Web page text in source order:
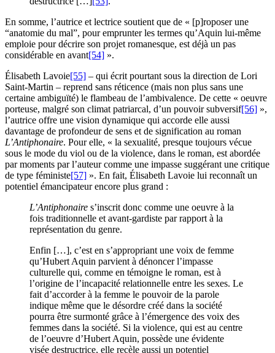
En somme, l’autrice et lectrice soutient que de « [p]roposer une
“anatomie du mal”, pour emprunter les termes qu’Aquin lui-même
emploie pour décrire son projet romanesque, est déjà un pas
considérable en avant[54] ».
Élisabeth Lavoie[55] – qui écrit pourtant sous la direction de Lori
Saint-Martin – reprend sans réticence (mais non plus sans une
certaine ambiguïté) le flambeau de l’ambivalence. De cette « oeuvre
porteuse, malgré son climat patriarcal, d’un pouvoir subversif[56] »,
l’autrice offre une vision dynamique qui accorde elle aussi
davantage de profondeur de sens et de signification au roman
L’Antiphonaire. Pour elle, « la sexualité, presque toujours vécue
sous le mode du viol ou de la violence, dans le roman, est abordée
par moments par l’auteur comme une impasse suggérant une critique
de type féministe[57] ». En fait, Élisabeth Lavoie lui reconnaît un
potentiel émancipateur encore plus grand :
L’Antiphonaire s’inscrit donc comme une oeuvre à la
fois traditionnelle et avant-gardiste par rapport à la
représentation du genre.
Enfin […], c’est en s’appropriant une voix de femme
qu’Hubert Aquin parvient à dénoncer l’impasse
culturelle qui, comme en témoigne le roman, est à
l’origine de l’incapacité relationnelle entre les sexes. Le
fait d’accorder à la femme le pouvoir de la parole
indique même que le désordre créé dans la société
pourra être surmonté grâce à l’émergence des voix des
femmes dans la société. Si la violence, qui est au centre
de l’oeuvre d’Hubert Aquin, possède une évidente
visée destructrice, elle recèle aussi un potentiel